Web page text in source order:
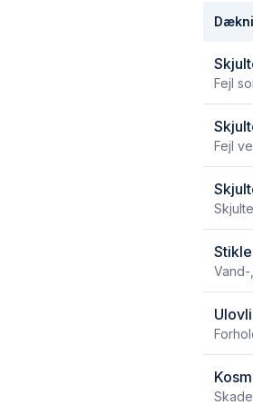
Fejl
Fejl